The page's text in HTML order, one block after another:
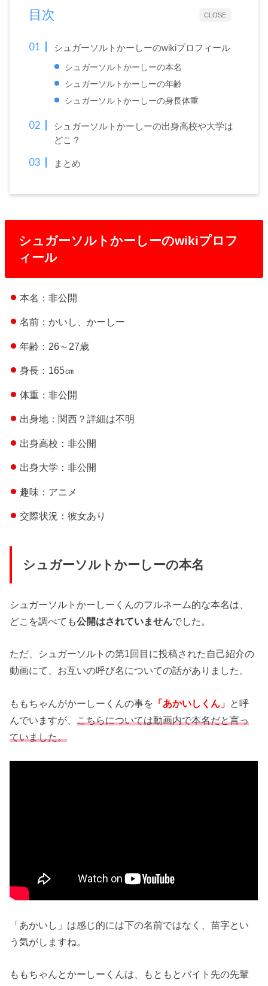
CLOSE
目次
シュガーソルトかーしーのwikiプロフィール
シュガーソルトかーしーの本名
シュガーソルトかーしーの年齢
シュガーソルトかーしーの身長体重
シュガーソルトかーしーの出身高校や大学は
どこ？
まとめ
シュガーソルトかーしーのwikiプロフ
ィール
本名：非公開
名前：かいし、かーしー
年齢：26～27歳
身長：165㎝
体重：非公開
出身地：関西？詳細は不明
出身高校：非公開
出身大学：非公開
趣味：アニメ
交際状況：彼女あり
シュガーソルトかーしーの本名
シュガーソルトかーしーくんのフルネーム的な本名は、
どこを調べても公開はされていませんでした。
ただ、シュガーソルトの第1回目に投稿された自己紹介の
動画にて、お互いの呼び名についての話がありました。
ももちゃんがかーしーくんの事を 「あかいしくん」 と呼
んでいますが、こちらについては動画内で本名だと言っ
ていました。
「あかいし」は感じ的には下の名前ではなく、苗字とい
う気がしますね。
ももちゃんとかーしーくんは、もともとバイト先の先輩